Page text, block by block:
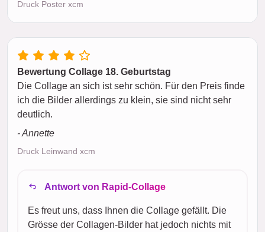
Druck Poster xcm
Bewertung Collage 18. Geburtstag
Die Collage an sich ist sehr schön. Für den Preis finde
ich die Bilder allerdings zu klein, sie sind nicht sehr
deutlich.
- Annette
Druck Leinwand xcm
Antwort von Rapid-Collage
Es freut uns, dass Ihnen die Collage gefällt. Die
Grösse der Collagen-Bilder hat jedoch nichts mit